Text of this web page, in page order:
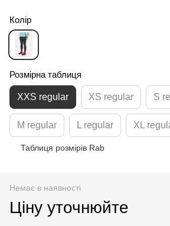
Колір
Розмірна таблиця
XXS regular XS regular S
M regular L regular XL
Таблиця розмірів Rab
Немає в наявності
Ціну уточнюйте